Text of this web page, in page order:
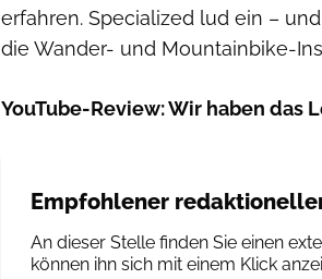
erfahren. Specialized lud ein –
die Wander- und Mountainbike-
YouTube-Review: Wir haben das
Empfohlener
An dieser Stelle finden Sie einen
können ihn sich mit einem Klick